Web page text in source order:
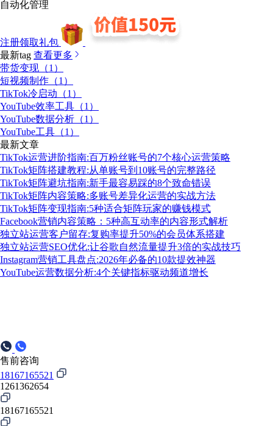
自动化管理
注册领取礼包
最新tag 查看更多
带货变现（1）
短视频制作（1）
TikTok冷启动（1）
YouTube效率工具（1）
YouTube数据分析（1）
YouTube工具（1）
最新文章
TikTok运营进阶指南:百万粉丝账号的7个核心运营策略
TikTok矩阵搭建教程:从单账号到10账号的完整路径
TikTok矩阵避坑指南:新手最容易踩的8个致命错误
TikTok矩阵内容策略:多账号差异化运营的实战方法
TikTok矩阵变现指南:5种适合矩阵玩家的赚钱模式
Facebook营销内容策略：5种高互动率的内容形式解析
独立站运营客户留存:复购率提升50%的会员体系搭建
独立站运营SEO优化:让谷歌自然流量提升3倍的实战技巧
Instagram营销工具盘点:2026年必备的10款提效神器
YouTube运营数据分析:4个关键指标驱动频道增长
售前咨询
18167165521
1261362654
18167165521